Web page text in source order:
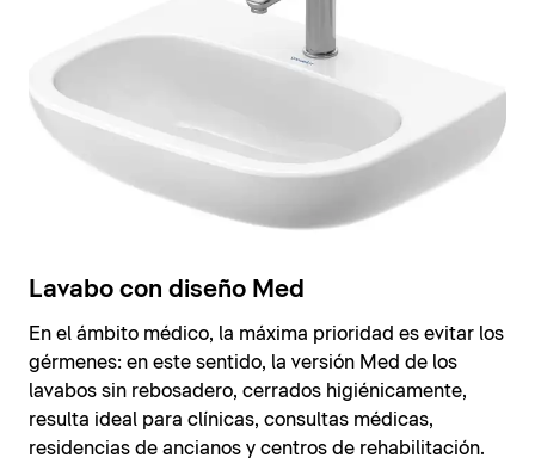
Lavabo con diseño Med
En el ámbito médico, la máxima prioridad es evitar los
gérmenes: en este sentido, la versión Med de los
lavabos sin rebosadero, cerrados higiénicamente,
resulta ideal para clínicas, consultas médicas,
residencias de ancianos y centros de rehabilitación.